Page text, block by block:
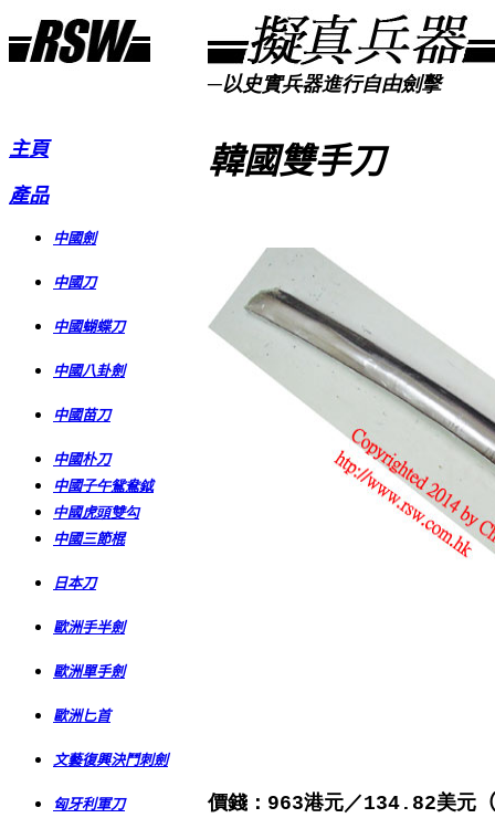
─以史實兵器進行自由劍擊
主頁
產品
中國劍
中國刀
中國蝴蝶刀
中國八卦劍
中國苗刀
中國朴刀
中國子午鴛鴦鉞
中國虎頭雙勾
中國三節棍
日本刀
歐洲手半劍
歐洲單手劍
歐洲匕首
文藝復興決鬥刺劍
匈牙利軍刀
韓國雙手刀
價錢：963港元／134.82美元